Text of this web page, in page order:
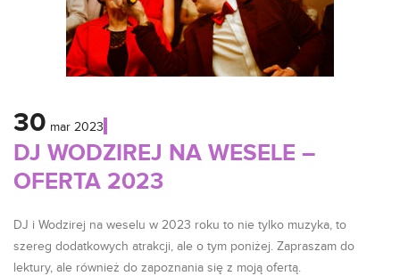
30 mar 2023
DJ WODZIREJ NA WESELE –
OFERTA 2023
DJ i Wodzirej na weselu w 2023 roku to nie tylko muzyka, to
szereg dodatkowych atrakcji, ale o tym poniżej. Zapraszam do
lektury, ale również do zapoznania się z moją ofertą.